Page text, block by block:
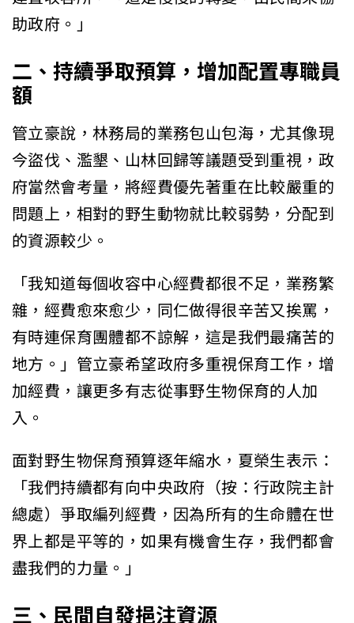
助政府。」
二、持續爭取預算，增加配置專職員
額
管立豪說，林務局的業務包山包海，尤其像現
今盜伐、濫墾、山林回歸等議題受到重視，政
府當然會考量，將經費優先著重在比較嚴重的
問題上，相對的野生動物就比較弱勢，分配到
的資源較少。
「我知道每個收容中心經費都很不足，業務繁
雜，經費愈來愈少，同仁做得很辛苦又挨罵，
有時連保育團體都不諒解，這是我們最痛苦的
地方。」管立豪希望政府多重視保育工作，增
加經費，讓更多有志從事野生物保育的人加
入。
面對野生物保育預算逐年縮水，夏榮生表示：
「我們持續都有向中央政府（按：行政院主計
總處）爭取編列經費，因為所有的生命體在世
界上都是平等的，如果有機會生存，我們都會
盡我們的力量。」